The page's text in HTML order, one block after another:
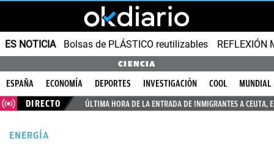
ES NOTICIA Bolsas de PLÁSTICO reutilizables REFLEXIÓN
CIENCIA
ESPAÑA ECONOMÍA DEPORTES INVESTIGACIÓN COOL
MUNDIAL
DIRECTO
ÚLTIMA HORA DE LA ENTRADA DE INMIGRANTES A CEUTA,
ENERGÍA